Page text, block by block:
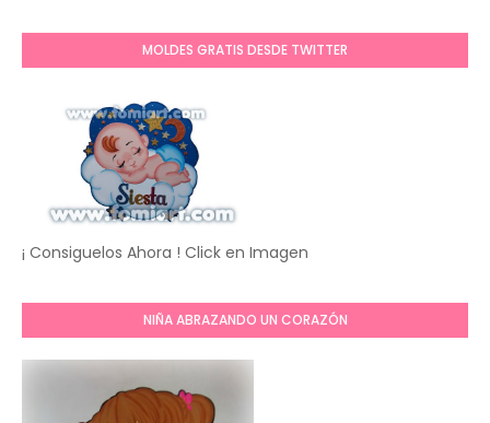
MOLDES GRATIS DESDE TWITTER
¡ Consiguelos Ahora ! Click en Imagen
NIÑA ABRAZANDO UN CORAZÓN